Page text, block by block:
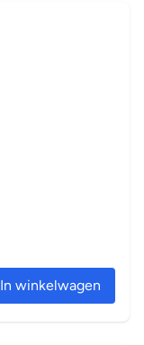
In winkelwagen